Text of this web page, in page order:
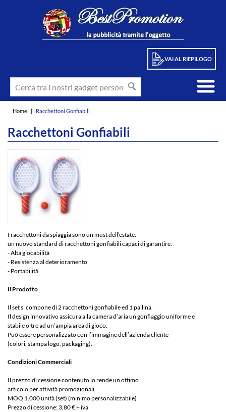
VAI AL RIEPILOGO
Home | Racchettoni Gonfiabili
Racchettoni Gonfiabili
I racchettoni da spiaggia sono un must dell’estate.
un nuovo standard di racchettoni gonfiabili capaci di garantire:
- Alta giocabilità
- Resistenza al deterioramento
- Portabilità
Il Prodotto
Il set si compone di 2 racchettoni gonfiabile ed 1 pallina.
Il design innovativo assicura alla camera d’aria un gonfiaggio uniforme e
stabile oltre ad un’ampia area di gioco.
Può essere personalizzato con l’immagine dell’azienda cliente
(colori, stampa logo, packaging).
Condizioni Commerciali
Il prezzo di cessione contenuto lo rende un ottimo
articolo per attività promozionali
MOQ 1.000 unità (set) (minimo personalizzabile)
Prezzo di cessione: 3,80 € + iva